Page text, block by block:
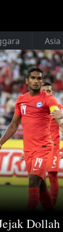
Asia